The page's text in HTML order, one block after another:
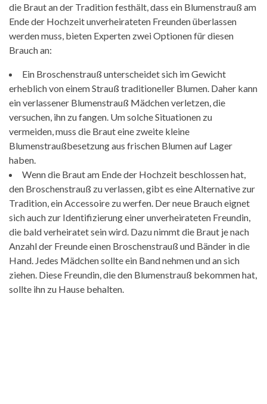
die Braut an der Tradition festhält, dass ein Blumenstrauß am
Ende der Hochzeit unverheirateten Freunden überlassen
werden muss, bieten Experten zwei Optionen für diesen
Brauch an:
Ein Broschenstrauß unterscheidet sich im Gewicht
erheblich von einem Strauß traditioneller Blumen. Daher kann
ein verlassener Blumenstrauß Mädchen verletzen, die
versuchen, ihn zu fangen. Um solche Situationen zu
vermeiden, muss die Braut eine zweite kleine
Blumenstraußbesetzung aus frischen Blumen auf Lager
haben.
Wenn die Braut am Ende der Hochzeit beschlossen hat,
den Broschenstrauß zu verlassen, gibt es eine Alternative zur
Tradition, ein Accessoire zu werfen. Der neue Brauch eignet
sich auch zur Identifizierung einer unverheirateten Freundin,
die bald verheiratet sein wird. Dazu nimmt die Braut je nach
Anzahl der Freunde einen Broschenstrauß und Bänder in die
Hand. Jedes Mädchen sollte ein Band nehmen und an sich
ziehen. Diese Freundin, die den Blumenstrauß bekommen hat,
sollte ihn zu Hause behalten.